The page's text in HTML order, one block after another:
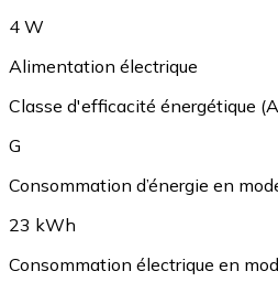
4 W
Alimentation électrique
Classe d'efficacité énergétique
G
Consommation d’énergie en
23 kWh
Consommation électrique en